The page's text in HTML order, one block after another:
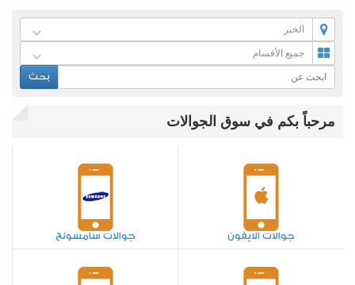
الخبر
جميع الأقسام
بحث
مرحباً بكم في سوق الجوالات
جوالات الايفون جوالات سامسونج